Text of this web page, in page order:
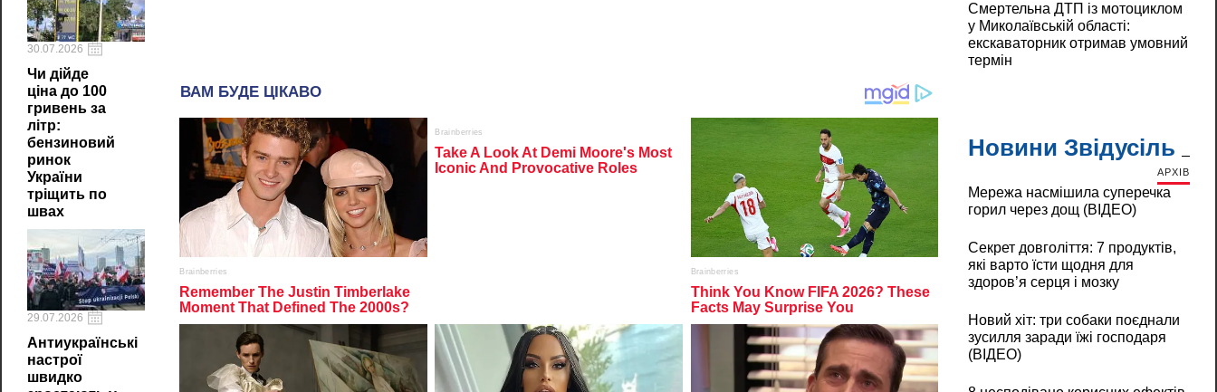
30.07.2026
Чи дійде
ціна до 100
гривень за
літр:
бензиновий
ринок
України
тріщить по
швах
29.07.2026
Антиукраїнські
настрої
швидко
Смертельна ДТП із мотоциклом
у Миколаївській області:
екскаваторник отримав умовний
термін
Новини Звідусіль
АРХІВ
Мережа насмішила суперечка
горил через дощ (ВІДЕО)
Секрет довголіття: 7 продуктів,
які варто їсти щодня для
здоров’я серця і мозку
Новий хіт: три собаки поєднали
зусилля заради їжі господаря
(ВІДЕО)